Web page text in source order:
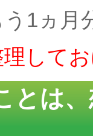
1ヵ月
して
とは